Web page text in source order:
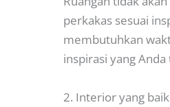
perkakas sesuai
membutuhkan
inspirasi yang
2. Interior yang